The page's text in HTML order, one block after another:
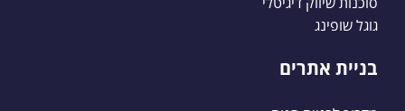
גוגל שופינג
בניית אתרים